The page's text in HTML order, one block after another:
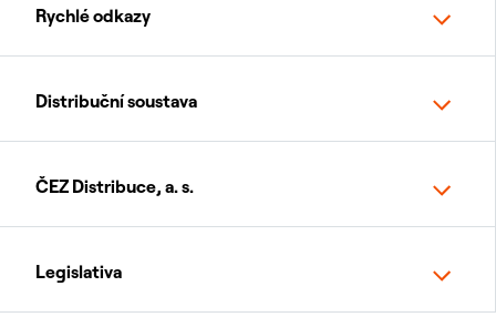
Rychlé odkazy
Distribuční soustava
ČEZ Distribuce, a. s.
Legislativa